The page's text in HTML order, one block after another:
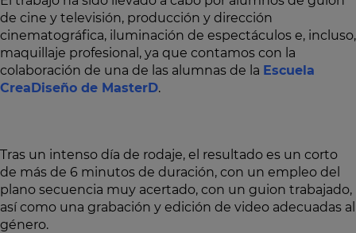
de cine y televisión, producción y dirección
cinematográfica, iluminación de espectáculos e, incluso,
maquillaje profesional, ya que contamos con la
colaboración de una de las alumnas de la Escuela
CreaDiseño de MasterD.
Tras un intenso día de rodaje, el resultado es un corto
de más de 6 minutos de duración, con un empleo del
plano secuencia muy acertado, con un guion trabajado,
así como una grabación y edición de video adecuadas al
género.